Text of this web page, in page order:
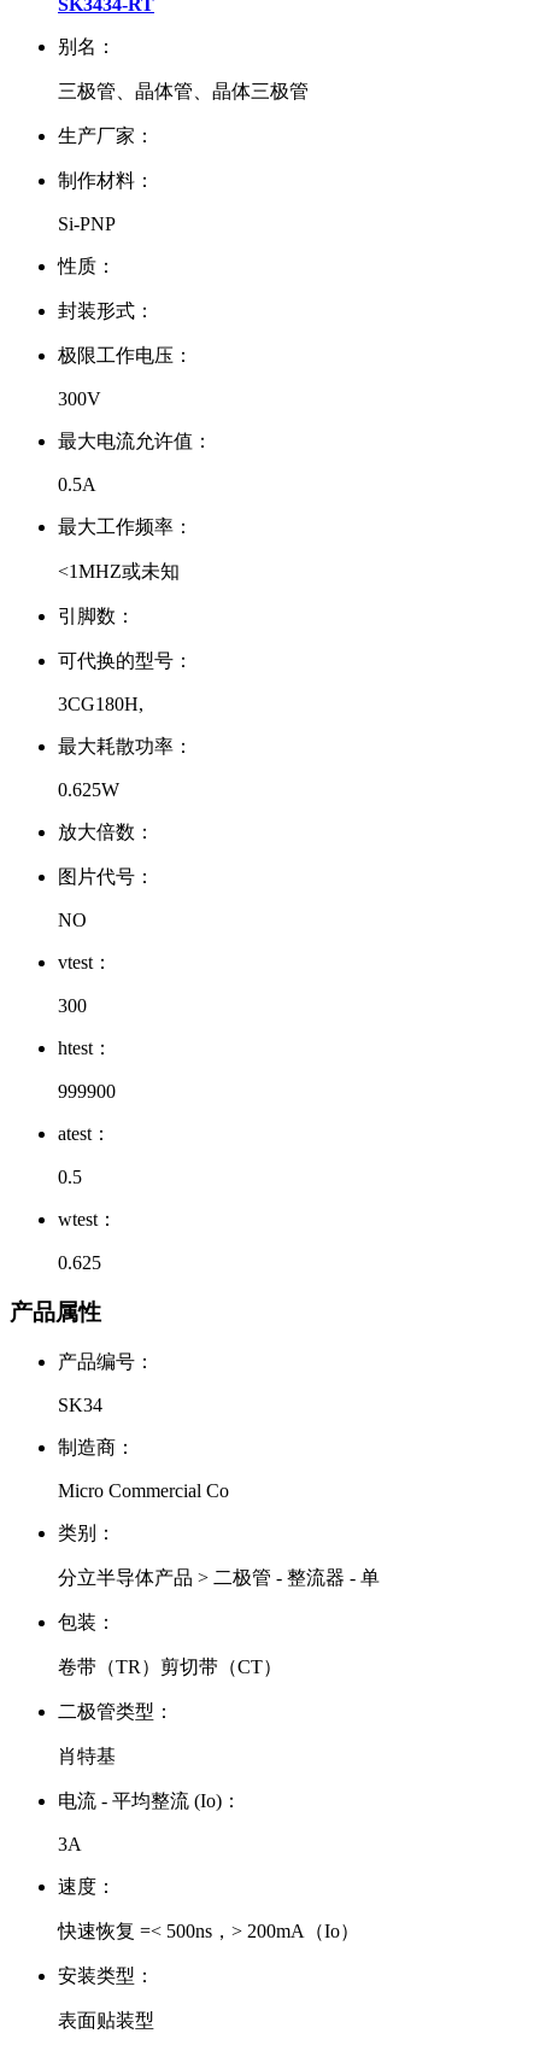
别名：
三极管、晶体管、晶体三极管
生产厂家：
制作材料：
Si-PNP
性质：
封装形式：
极限工作电压：
300V
最大电流允许值：
0.5A
最大工作频率：
<1MHZ或未知
引脚数：
可代换的型号：
3CG180H,
最大耗散功率：
0.625W
放大倍数：
图片代号：
NO
vtest：
300
htest：
999900
atest：
0.5
wtest：
0.625
产品属性
产品编号：
SK34
制造商：
Micro Commercial Co
类别：
分立半导体产品 > 二极管 - 整流器 - 单
包装：
卷带（TR）剪切带（CT）
二极管类型：
肖特基
电流 - 平均整流 (Io)：
3A
速度：
快速恢复 =< 500ns，> 200mA（Io）
安装类型：
表面贴装型